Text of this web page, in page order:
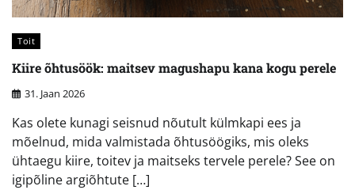
Toit
Kiire õhtusöök: maitsev magushapu kana kogu perele
31. Jaan 2026
Kas olete kunagi seisnud nõutult külmkapi ees ja
mõelnud, mida valmistada õhtusöögiks, mis oleks
ühtaegu kiire, toitev ja maitseks tervele perele? See on
igipõline argiõhtute […]